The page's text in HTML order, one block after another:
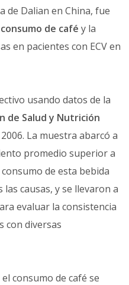
de Dalian en China, fue
consumo de café y la
en pacientes con ECV en
usando datos de la
de Salud y Nutrición
La muestra abarcó a
promedio superior a
de esta bebida
causas, y se llevaron a
evaluar la consistencia
con diversas
consumo de café se